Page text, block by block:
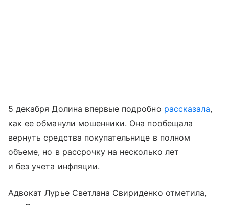
5 декабря Долина впервые подробно рассказала,
как ее обманули мошенники. Она пообещала
вернуть средства покупательнице в полном
объеме, но в рассрочку на несколько лет
и без учета инфляции.
Адвокат Лурье Светлана Свириденко отметила,